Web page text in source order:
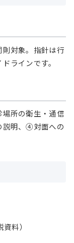
対象。指針は行
ラインです。
所の衛生・通信
説明、④対面への
料）